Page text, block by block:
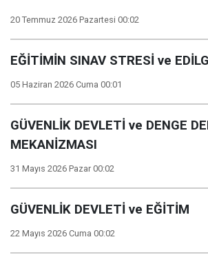
20 Temmuz 2026 Pazartesi 00:02
EĞİTİMİN SINAV STRESİ ve
05 Haziran 2026 Cuma 00:01
GÜVENLİK DEVLETİ ve DENGE
MEKANİZMASI
31 Mayıs 2026 Pazar 00:02
GÜVENLİK DEVLETİ ve EĞİTİM
22 Mayıs 2026 Cuma 00:02